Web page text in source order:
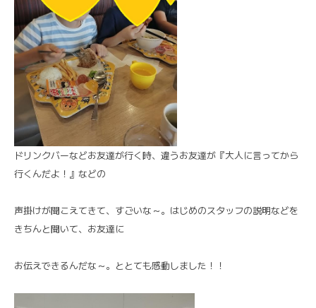
ドリンクバーなどお友達が行く時、違うお友達が『大人に言ってから
行くんだよ！』などの
声掛けが聞こえてきて、すごいな～。はじめのスタッフの説明などを
きちんと聞いて、お友達に
お伝えできるんだな～。ととても感動しました！！